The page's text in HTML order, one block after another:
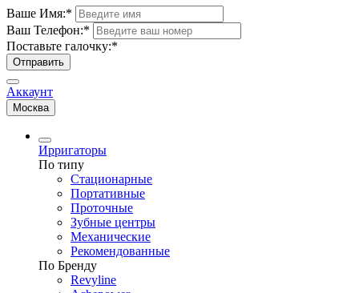
Ваше Имя:*
Ваш Телефон:*
Поставьте галочку:*
Отправить
Аккаунт
Москва
Ирригаторы
По типу
Стационарные
Портативные
Проточные
Зубные центры
Механические
Рекомендованные
По Бренду
Revyline